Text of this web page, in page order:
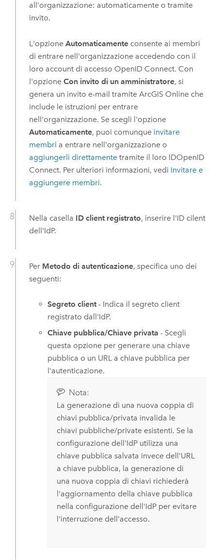
all'organizzazione: automaticamente o tramite
invito.
L'opzione Automaticamenteconsente ai membri
di entrare nell'organizzazione accedendo con il
loro account di accesso OpenID Connect. Con
l'opzione Con invito di un amministratore, si
genera un invito e-mail tramite ArcGIS Onlineche
include le istruzioni per entrare
nell'organizzazione. Se scegli l'opzione
Automaticamente, puoi comunque invitare
membri a entrare nell'organizzazione o
aggiungerli direttamentetramite il loro IDOpenID
Connect. Per ulteriori informazioni, vedi Invitare e
aggiungere membri.
Nella casella ID client registrato, inserire l'ID cilent
dell'IdP.
Per Metodo di autenticazione, specifica uno dei
seguenti:
Segreto client- Indica il segreto client
registrato dall'IdP.
Chiave pubblica/Chiave privata - Scegli
questa opzione per generare una chiave
pubblica o un URL a chiave pubblica per
l'autenticazione.
Nota:
La generazione di una nuova coppia di
chiavi pubblica/privata invalida le
chiavi pubbliche/private esistenti. Se la
configurazione dell'IdP utilizza una
chiave pubblica salvata invece dell'URL
a chiave pubblica, la generazione di
una nuova coppia di chiavi richiederà
l'aggiornamento della chiave pubblica
nella configurazione dell'IdP per evitare
l'interruzione dell'accesso.